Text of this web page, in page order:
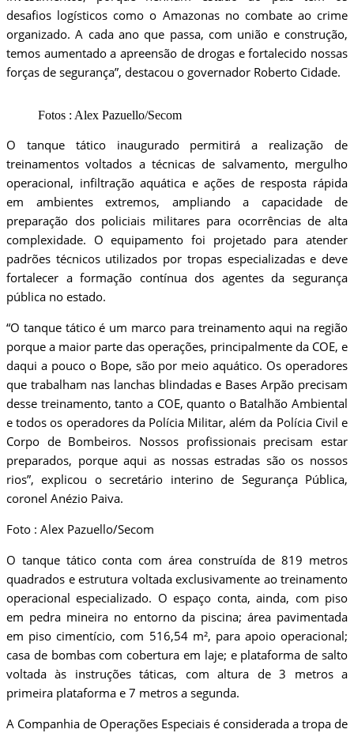
desafios logísticos como o Amazonas no combate ao crime
organizado. A cada ano que passa, com união e construção,
temos aumentado a apreensão de drogas e fortalecido nossas
forças de segurança”, destacou o governador Roberto Cidade.
Fotos : Alex Pazuello/Secom
O tanque tático inaugurado permitirá a realização de
treinamentos voltados a técnicas de salvamento, mergulho
operacional, infiltração aquática e ações de resposta rápida
em ambientes extremos, ampliando a capacidade de
preparação dos policiais militares para ocorrências de alta
complexidade. O equipamento foi projetado para atender
padrões técnicos utilizados por tropas especializadas e deve
fortalecer a formação contínua dos agentes da segurança
pública no estado.
“O tanque tático é um marco para treinamento aqui na região
porque a maior parte das operações, principalmente da COE, e
daqui a pouco o Bope, são por meio aquático. Os operadores
que trabalham nas lanchas blindadas e Bases Arpão precisam
desse treinamento, tanto a COE, quanto o Batalhão Ambiental
e todos os operadores da Polícia Militar, além da Polícia Civil e
Corpo de Bombeiros. Nossos profissionais precisam estar
preparados, porque aqui as nossas estradas são os nossos
rios”, explicou o secretário interino de Segurança Pública,
coronel Anézio Paiva.
Foto : Alex Pazuello/Secom
O tanque tático conta com área construída de 819 metros
quadrados e estrutura voltada exclusivamente ao treinamento
operacional especializado. O espaço conta, ainda, com piso
em pedra mineira no entorno da piscina; área pavimentada
em piso cimentício, com 516,54 m², para apoio operacional;
casa de bombas com cobertura em laje; e plataforma de salto
voltada às instruções táticas, com altura de 3 metros a
primeira plataforma e 7 metros a segunda.
A Companhia de Operações Especiais é considerada a tropa de